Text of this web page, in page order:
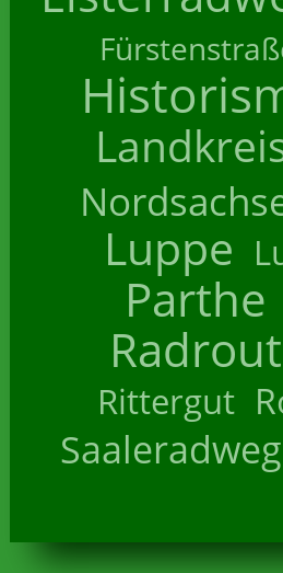
Luppe
Parthe
Rittergut
Saaleradweg